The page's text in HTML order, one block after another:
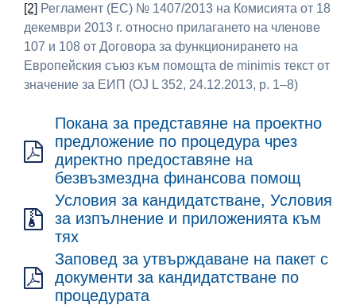
[2] Регламент (ЕС) № 1407/2013 на Комисията от 18
декември 2013 г. относно прилагането на членове
107 и 108 от Договора за функционирането на
Европейския съюз към помощта de minimis текст от
значение за ЕИП (OJ L 352, 24.12.2013, p. 1–8)
Покана за представяне на проектно
предложение по процедура чрез
директно предоставяне на
безвъзмездна финансова помощ
Условия за кандидатстване, Условия
за изпълнение и приложенията към
тях
Заповед за утвърждаване на пакет с
документи за кандидатстване по
процедурата